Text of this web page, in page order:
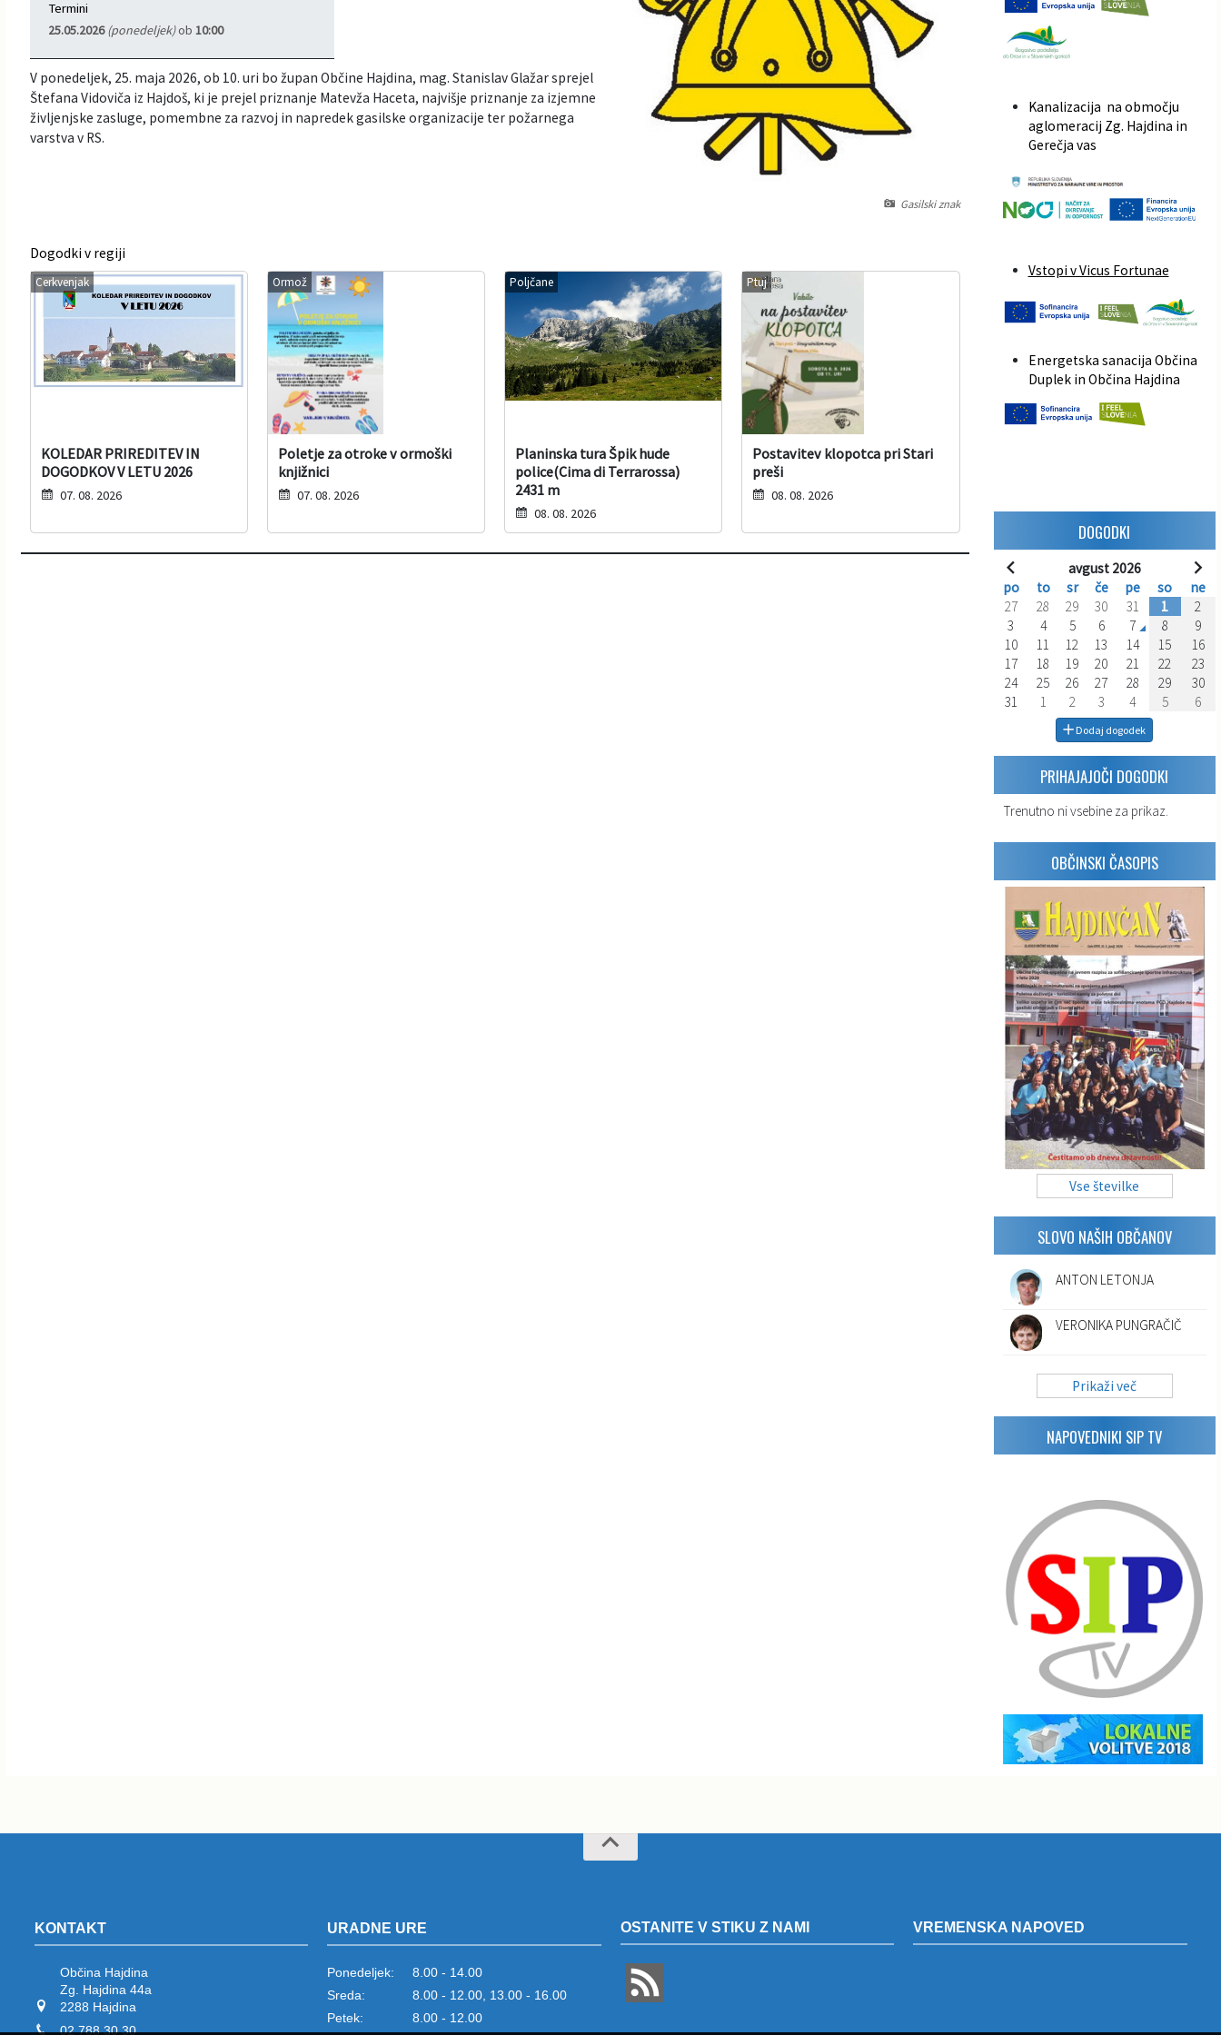
Gasilski znak
Termini
25.05.2026(ponedeljek)ob 10:00
V ponedeljek, 25. maja 2026, ob 10. uri bo župan Občine Hajdina, mag. Stanislav Glažar sprejel
Štefana Vidoviča iz Hajdoš, ki je prejel priznanje Matevža Haceta, najvišje priznanje za izjemne
življenjske zasluge, pomembne za razvoj in napredek gasilske organizacije ter požarnega
varstva v RS.
Dogodki v regiji
Cerkvenjak
KOLEDAR PRIREDITEV IN
DOGODKOV V LETU 2026
07. 08. 2026
Ormož
Poletje za otroke v ormoški
knjižnici
07. 08. 2026
Poljčane
Planinska tura Špik hude
police(Cima di Terrarossa)
2431 m
08. 08. 2026
Ptuj
Postavitev klopotca pri Stari
preši
08. 08. 2026
Kanalizacija na območju
aglomeracij Zg. Hajdina in
Gerečja vas
Vstopi v Vicus Fortunae
Energetska sanacija Občina
Duplek in Občina Hajdina
DOGODKI
avgust 2026
po
to sr če pe so
ne
27
28 29 30 31 1
2
3
4 5 6 7 8
9
10
11 12 13 14 15
16
17
18 19 20 21 22
23
24
25 26 27 28 29
30
31
1 2 3 4 5 6
Dodaj dogodek
PRIHAJAJOČI DOGODKI
Trenutno ni vsebine za prikaz.
OBČINSKI ČASOPIS
Vse številke
SLOVO NAŠIH OBČANOV
ANTON LETONJA
VERONIKA PUNGRAČIČ
Prikaži več
NAPOVEDNIKI SIP TV
KONTAKT
Občina Hajdina
Zg. Hajdina 44a
2288 Hajdina
02 788 30 30
URADNE URE
Ponedeljek:
8.00 - 14.00
Sreda:
8.00 - 12.00, 13.00 - 16.00
Petek:
8.00 - 12.00
OSTANITE V STIKU Z NAMI VREMENSKA NAPOVED
Informacije javnega značaja
Vizitka občine
Javni razpisi, natečaji, namere...
Projekti in investicije
Občinski časopis Hajdinčan
Napovedniki SIP TV